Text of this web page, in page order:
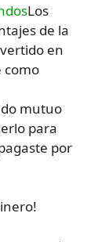
Los
de la
en
como
mutuo
para
por